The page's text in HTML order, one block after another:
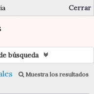
Cerrar
búsqueda
Muestra los resultados